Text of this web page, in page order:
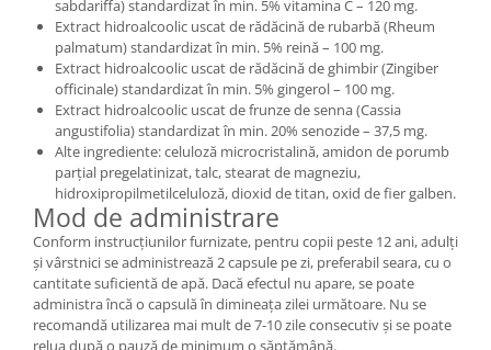
sabdariffa) standardizat în min. 5% vitamina C – 120 mg.
Extract hidroalcoolic uscat de rădăcină de rubarbă (Rheum
palmatum) standardizat în min. 5% reină – 100 mg.
Extract hidroalcoolic uscat de rădăcină de ghimbir (Zingiber
officinale) standardizat în min. 5% gingerol – 100 mg.
Extract hidroalcoolic uscat de frunze de senna (Cassia
angustifolia) standardizat în min. 20% senozide – 37,5 mg.
Alte ingrediente: celuloză microcristalină, amidon de porumb
parțial pregelatinizat, talc, stearat de magneziu,
hidroxipropilmetilceluloză, dioxid de titan, oxid de fier galben.
Mod de administrare
Conform instrucțiunilor furnizate, pentru copii peste 12 ani, adulți
și vârstnici se administrează 2 capsule pe zi, preferabil seara, cu o
cantitate suficientă de apă. Dacă efectul nu apare, se poate
administra încă o capsulă în dimineața zilei următoare. Nu se
recomandă utilizarea mai mult de 7-10 zile consecutiv și se poate
relua după o pauză de minimum o săptămână.